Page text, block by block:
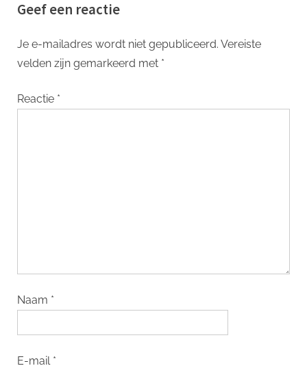
Geef een reactie
Je e-mailadres wordt niet gepubliceerd. Vereiste
velden zijn gemarkeerd met *
Reactie *
Naam *
E-mail *